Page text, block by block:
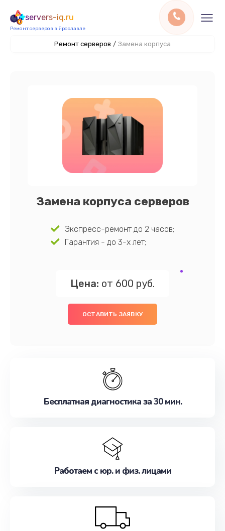
servers-iq.ru
Ремонт серверов в Ярославле
Ремонт серверов / Замена корпуса
Замена корпуса серверов
Экспресс-ремонт до 2 часов;
Гарантия - до 3-х лет;
Цена: от 600 руб.
ОСТАВИТЬ ЗАЯВКУ
Бесплатная диагностика за 30 мин.
Работаем с юр. и физ. лицами